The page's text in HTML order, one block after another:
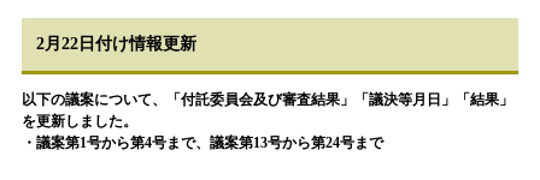
2月22日付け情報更新
以下の議案について、「付託委員会及び審査結果」「議決等月日」「結果」
を更新しました。
・議案第1号から第4号まで、議案第13号から第24号まで